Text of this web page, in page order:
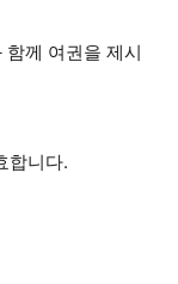
께 여권을 제시
합니다.